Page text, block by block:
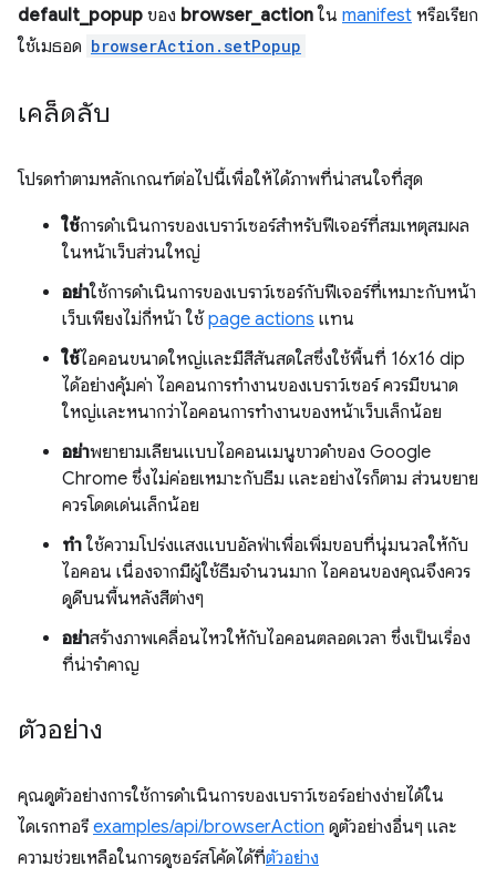
default_popup ของ browser_action ใน manifest หรือเรียก
ใช้เมธอด browserAction.setPopup
เคล็ดลับ
โปรดทําตามหลักเกณฑ์ต่อไปนี้เพื่อให้ได้ภาพที่น่าสนใจที่สุด
ใช้การดำเนินการของเบราว์เซอร์สำหรับฟีเจอร์ที่สมเหตุสมผล
ในหน้าเว็บส่วนใหญ่
อย่าใช้การดำเนินการของเบราว์เซอร์กับฟีเจอร์ที่เหมาะกับหน้า
เว็บเพียงไม่กี่หน้า ใช้ page actions แทน
ใช้ไอคอนขนาดใหญ่และมีสีสันสดใสซึ่งใช้พื้นที่ 16x16 dip
ได้อย่างคุ้มค่า ไอคอนการทำงานของเบราว์เซอร์ ควรมีขนาด
ใหญ่และหนากว่าไอคอนการทำงานของหน้าเว็บเล็กน้อย
อย่าพยายามเลียนแบบไอคอนเมนูขาวดำของ Google
Chrome ซึ่งไม่ค่อยเหมาะกับธีม และอย่างไรก็ตาม ส่วนขยาย
ควรโดดเด่นเล็กน้อย
ทำ ใช้ความโปร่งแสงแบบอัลฟ่าเพื่อเพิ่มขอบที่นุ่มนวลให้กับ
ไอคอน เนื่องจากมีผู้ใช้ธีมจำนวนมาก ไอคอนของคุณจึงควร
ดูดีบนพื้นหลังสีต่างๆ
อย่าสร้างภาพเคลื่อนไหวให้กับไอคอนตลอดเวลา ซึ่งเป็นเรื่อง
ที่น่ารำคาญ
ตัวอย่าง
คุณดูตัวอย่างการใช้การดำเนินการของเบราว์เซอร์อย่างง่ายได้ใน
ไดเรกทอรี examples/api/browserAction ดูตัวอย่างอื่นๆ และ
ความช่วยเหลือในการดูซอร์สโค้ดได้ที่ตัวอย่าง